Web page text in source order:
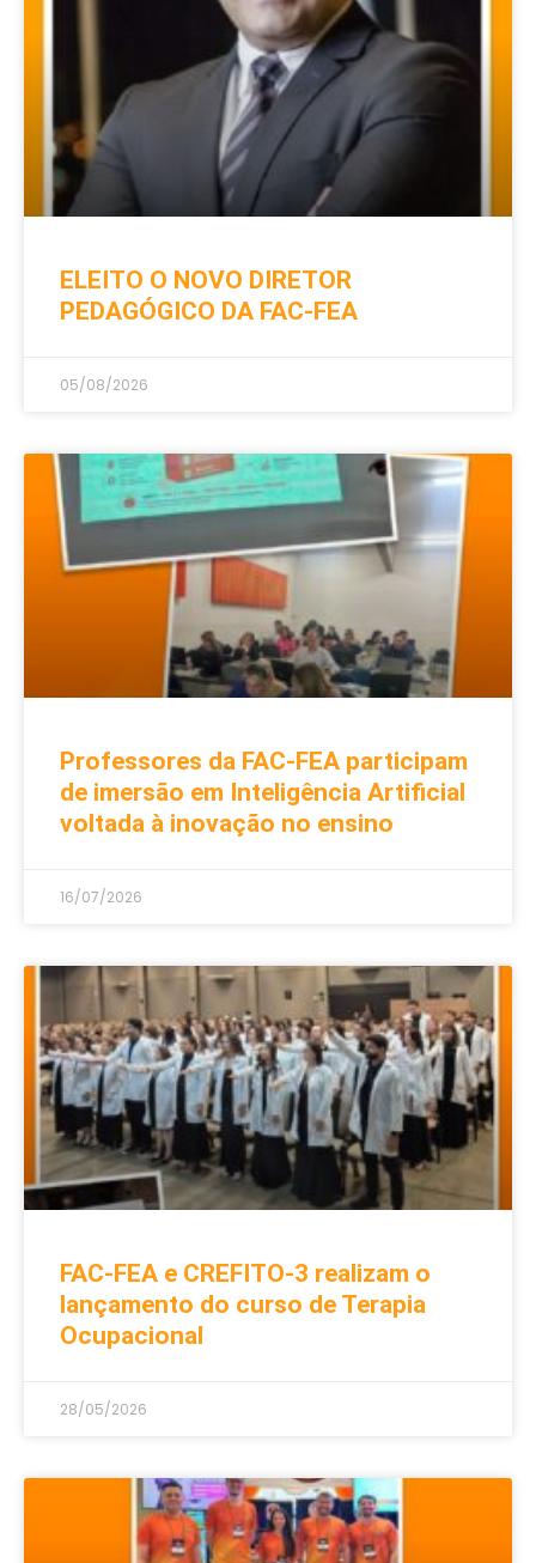
ELEITO O NOVO DIRETOR
PEDAGÓGICO DA FAC-FEA
05/08/2026
Professores da FAC-FEA participam
de imersão em Inteligência Artificial
voltada à inovação no ensino
16/07/2026
FAC-FEA e CREFITO-3 realizam o
lançamento do curso de Terapia
Ocupacional
28/05/2026